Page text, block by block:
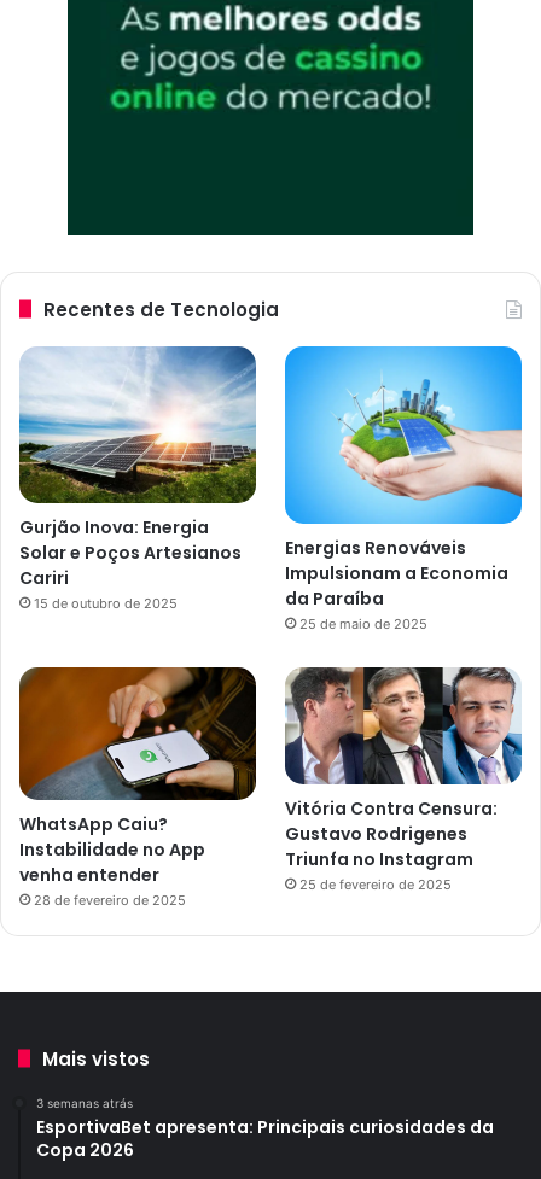
Recentes de Tecnologia
Gurjão Inova: Energia
Solar e Poços Artesianos
Cariri
15 de outubro de 2025
Energias Renováveis
Impulsionam a Economia
da Paraíba
25 de maio de 2025
WhatsApp Caiu?
Instabilidade no App
venha entender
28 de fevereiro de 2025
Vitória Contra Censura:
Gustavo Rodrigenes
Triunfa no Instagram
25 de fevereiro de 2025
Mais vistos
3 semanas atrás
EsportivaBet apresenta: Principais curiosidades da
Copa 2026